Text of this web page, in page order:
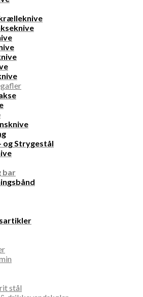
og Strygestål
bar
stål